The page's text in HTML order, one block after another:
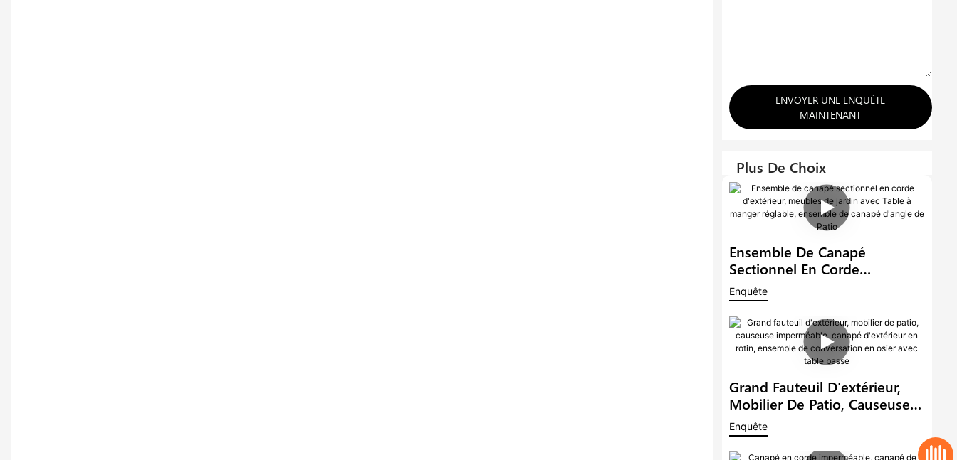
ENVOYER UNE ENQUÊTE
MAINTENANT
Plus De Choix
Ensemble De Canapé
Sectionnel En Corde
D'extérieur, Meubles De
Jardin Avec Table À Manger
Réglable, Ensemble De
Canapé D'angle De Patio
Enquête
Grand Fauteuil D'extérieur,
Mobilier De Patio, Causeuse
Imperméable, Canapé
D'extérieur En Rotin,
Ensemble De Conversation En
Enquête